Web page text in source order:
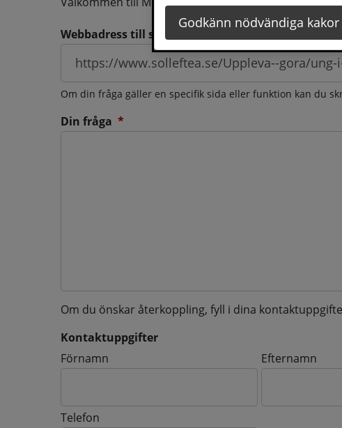
Godkänn nödvändiga kakor
Webbadress till sidan som frågan berör
Om din fråga gäller en specifik sida eller funktion kan du
Din fråga *
Om du önskar återkoppling, fyll i dina
Kontaktuppgifter
Kontaktuppgifter
Förnamn Efternamn
Telefon